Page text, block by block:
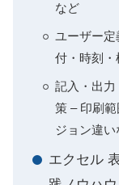
など
ユーザー
付・時刻
記入・出
策 – 印刷
ジョン違い
エクセル